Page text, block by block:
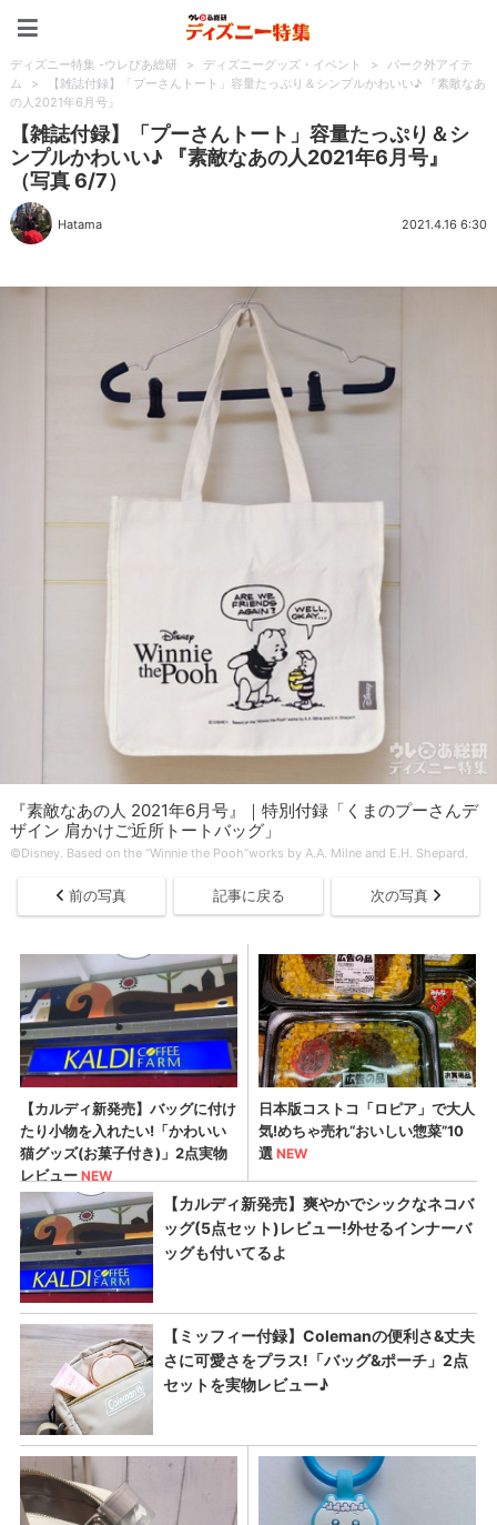
ディズニー特集 -ウレぴあ総研 > ディズニーグッズ・イベント >
パーク外アイテ
ム
>
【雑誌付録】「プーさんトート」容量たっぷり＆シンプルかわいい♪ 『素敵なあ
の人2021年6月号』
【雑誌付録】「プーさんトート」容量たっぷり＆シ
ンプルかわいい♪ 『素敵なあの人2021年6月号』
（写真 6/7）
Hatama 2021.4.16 6:30
『素敵なあの人 2021年6月号』｜特別付録「くまのプーさんデ
ザイン 肩かけご近所トートバッグ」
©Disney. Based on the “Winnie the Pooh”works by A.A. Milne and E.H. Shepard.
前の写真 記事に戻る 次の写真